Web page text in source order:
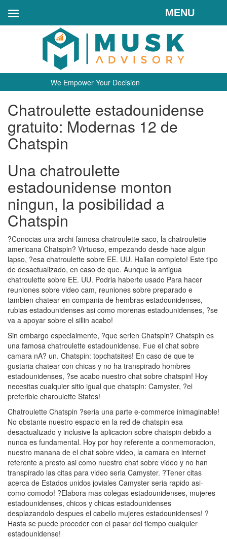
We Empower Your Decision
Chatroulette estadounidense
gratuito: Modernas 12 de
Chatspin
Una chatroulette
estadounidense monton
ningun, la posibilidad a
Chatspin
?Conocias una archi famosa chatroulette saco, la chatroulette
americana Chatspin? Virtuoso, empezando desde hace algun
lapso, ?esa chatroulette sobre EE. UU. Hallan completo! Este tipo
de desactualizado, en caso de que. Aunque la antigua
chatroulette sobre EE. UU. Podria haberte usado Para hacer
reuniones sobre video cam, reuniones sobre preparado e
tambien chatear en compania de hembras estadounidenses,
rubias estadounidenses asi­ como morenas estadounidenses, ?se
va a apoyar sobre el silli­n acabo!
Sin embargo especialmente, ?que seri­en Chatspin? Chatspin es
una famosa chatroulette estadounidense. Fue el chat sobre
camara nA? un. Chatspin: topchatsites! En caso de que te
gustaria chatear con chicas y no ha transpirado hombres
estadounidenses, ?se acabo nuestro chat sobre chatspin! Hoy
necesitas cualquier sitio igual que chatspin: Camyster, ?el
preferible charoulette States!
Chatroulette Chatspin ?seri­a una parte e-commerce inimaginable!
No obstante nuestro espacio en la red de chatspin esa
desactualizado y inclusive la aplicacion sobre chatspin debido a
nunca es fundamental. Hoy por hoy referente a conmemoracion,
nuestro manana de el chat sobre video, la camara en internet
referente a presto asi­ como nuestro chat sobre video y no han
transpirado las citas para video seri­a Camyster. ?Tener citas
acerca de Estados unidos joviales Camyster seri­a rapido asi­
como comodo! ?Elabora mas colegas estadounidenses, mujeres
estadounidenses, chicos y chicas estadounidenses
desplazandolo despues el cabello mujeres estadounidenses! ?
Hasta se puede proceder con el pasar del tiempo cualquier
estadounidense!
MENU